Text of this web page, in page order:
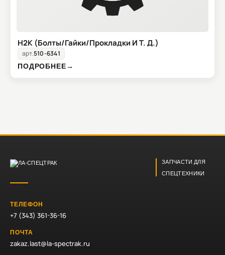
H2K (Болты/Гайки/Прокладки И Т. Д.)
арт.510-6341
ПОДРОБНЕЕ→
ЗАПЧАСТИ ДЛЯ
СПЕЦТЕХНИКИ
ТЕЛЕФОН
+7 (343) 361-36-16
ПОЧТА
zakaz.last@la-spectrak.ru